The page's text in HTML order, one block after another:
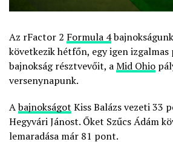
Az rFactor 2 Formula 4
következik hétfőn, egy igen izgalmas
bajnokság résztvevőit, aMid Ohio
versenynapunk.
Abajnokságot Kiss Balázs vezeti 33
Hegyvári Jánost. Őket Szűcs Ádám
lemaradása már 81 pont.